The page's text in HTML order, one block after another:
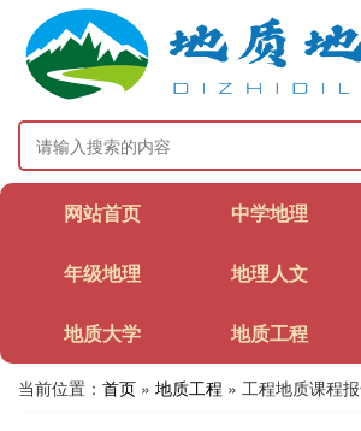
网站首页 中学地理
年级地理 地理人文
地质大学 地质工程
当前位置： 首页 » 地质工程 » 工程地质课程